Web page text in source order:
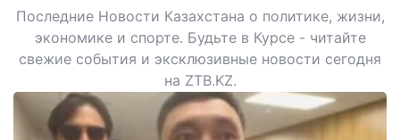
Последние Новости Казахстана о политике, жизни,
экономике и спорте. Будьте в Курсе - читайте
свежие события и эксклюзивные новости сегодня
на ZTB.KZ.